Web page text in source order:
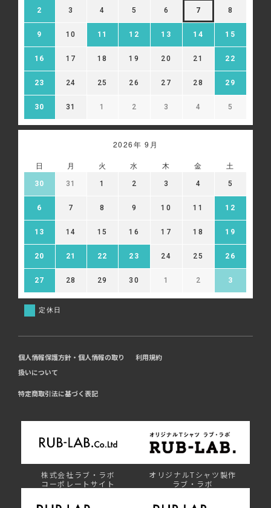
2 3 4 5 6 7 8
9 10 11 12 13 14 15
16 17 18 19 20 21 22
23 24 25 26 27 28 29
30 31 1 2 3 4 5
2026年 9月
日 月 火 水 木 金 土
30 31 1 2 3 4 5
6 7 8 9 10 11 12
13 14 15 16 17 18 19
20 21 22 23 24 25 26
27 28 29 30 1 2 3
定休日
個人情報保護方針・個人情報の取り
扱いについて
利用規約
特定商取引法に基づく表記
株式会社ラブ・ラボ
コーポレートサイト
オリジナルTシャツ製作
ラブ・ラボ